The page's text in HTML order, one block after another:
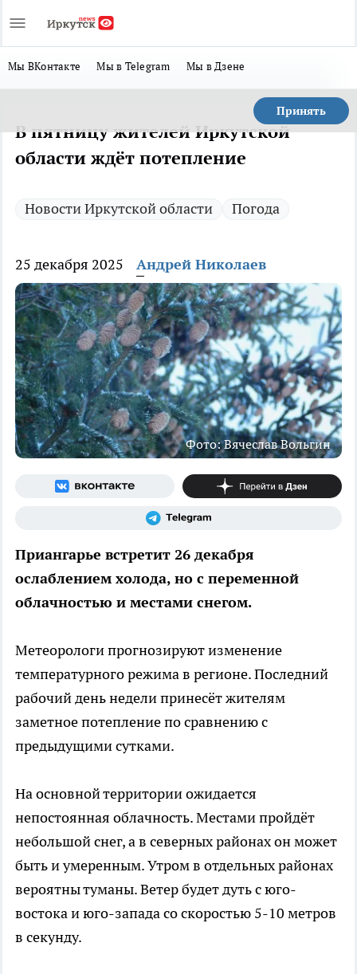
Мы ВКонтакте Мы в Telegram Мы в Дзене
Принять
В пятницу жителей Иркутской
области ждёт потепление
Новости Иркутской области Погода
25 декабря 2025 Андрей Николаев
Фото: Вячеслав Вольгин
Приангарье встретит 26 декабря
ослаблением холода, но с переменной
облачностью и местами снегом.
Метеорологи прогнозируют изменение
температурного режима в регионе. Последний
рабочий день недели принесёт жителям
заметное потепление по сравнению с
предыдущими сутками.
На основной территории ожидается
непостоянная облачность. Местами пройдёт
небольшой снег, а в северных районах он может
быть и умеренным. Утром в отдельных районах
вероятны туманы. Ветер будет дуть с юго-
востока и юго-запада со скоростью 5-10 метров
в секунду.